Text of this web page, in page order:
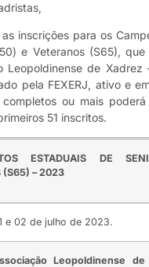
inscrições para os
e Veteranos (S65),
Leopoldinense de Xadrez
pela FEXERJ, ativo e
ou mais
51 inscritos.
ESTADUAIS DE
(S65) – 2023
e 02 de julho de 2023.
Leopoldinense de